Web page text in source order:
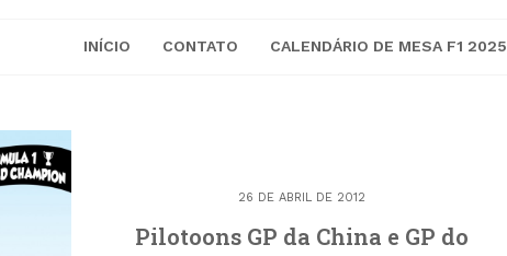
INÍCIO CONTATO CALENDÁRIO DE MESA F1 2025
26 DE ABRIL DE 2012
Pilotoons GP da China e GP do